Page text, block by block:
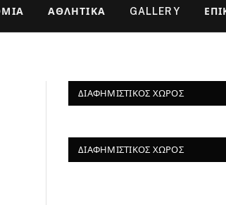
ΑΘΛΗΤΙΚΆ GALLERY
ΔΙΑΦΗΜΙΣΤΙΚΌΣ ΧΏΡΟΣ
ΔΙΑΦΗΜΙΣΤΙΚΌΣ ΧΏΡΟΣ